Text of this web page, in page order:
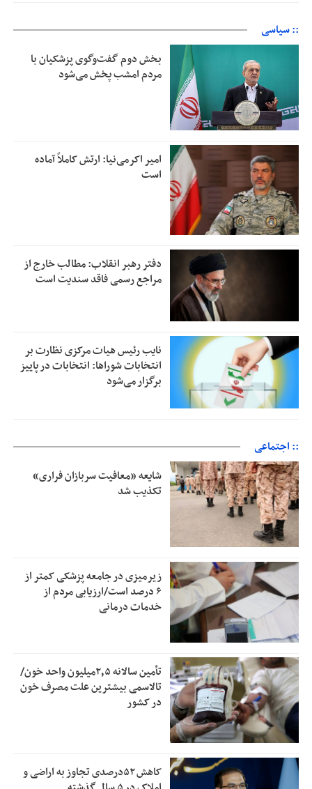
:: سیاسی
بخش دوم گفت‌وگوی پزشکیان با
مردم امشب پخش می‌شود
امیر اکرمی‌نیا: ارتش کاملاً آماده
است
دفتر رهبر انقلاب: مطالب خارج از
مراجع رسمی فاقد سندیت است
نایب رئیس هیات مرکزی نظارت بر
انتخابات شوراها: انتخابات در پاییز
برگزار می‌شود
:: اجتماعی
شایعه «معافیت سربازان فراری»
تکذیب شد
زیرمیزی در جامعه پزشکی کمتر از
۶ درصد است/ارزیابی مردم از
خدمات درمانی
تأمین سالانه ۲٫۵میلیون واحد خون/
تالاسمی بیشترین علت مصرف‌ خون
در کشور
کاهش ۵۲درصدی تجاوز به اراضی و